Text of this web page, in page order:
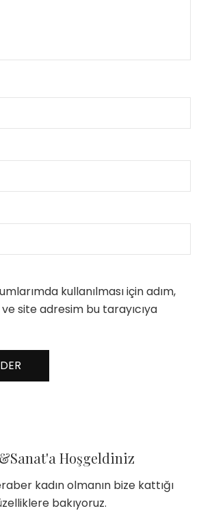
kullanılması için adım,
site adresim bu tarayıcıya
Hoşgeldiniz
kadın olmanın bize kattığı
bakıyoruz.